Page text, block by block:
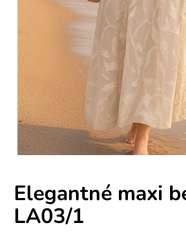
Elegantné maxi
LA03/1
n
s
ť
?